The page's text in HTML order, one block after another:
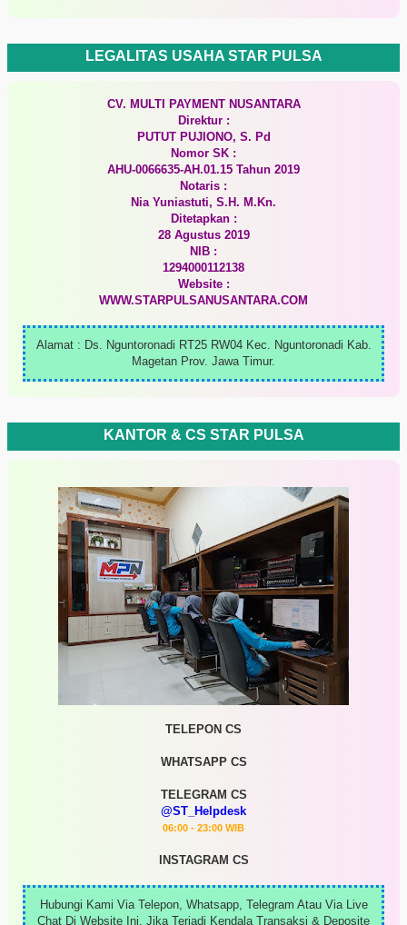
LEGALITAS USAHA STAR PULSA
CV. MULTI PAYMENT NUSANTARA
Direktur :
PUTUT PUJIONO, S. Pd
Nomor SK :
AHU-0066635-AH.01.15 Tahun 2019
Notaris :
Nia Yuniastuti, S.H. M.Kn.
Ditetapkan :
28 Agustus 2019
NIB :
1294000112138
Website :
WWW.STARPULSANUSANTARA.COM
Alamat : Ds. Nguntoronadi RT25 RW04 Kec. Nguntoronadi Kab.
Magetan Prov. Jawa Timur.
KANTOR & CS STAR PULSA
TELEPON CS
WHATSAPP CS
TELEGRAM CS
@ST_Helpdesk
06:00 - 23:00 WIB
INSTAGRAM CS
Hubungi Kami Via Telepon, Whatsapp, Telegram Atau Via Live
Chat Di Website Ini, Jika Terjadi Kendala Transaksi & Deposite